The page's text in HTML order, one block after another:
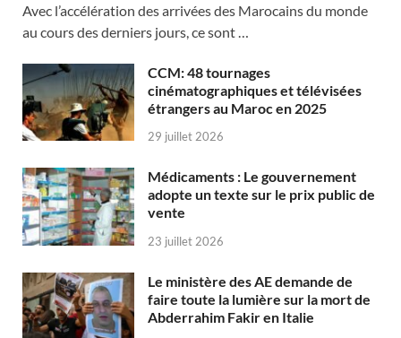
Avec l’accélération des arrivées des Marocains du monde
au cours des derniers jours, ce sont …
CCM: 48 tournages
cinématographiques et télévisées
étrangers au Maroc en 2025
29 juillet 2026
Médicaments : Le gouvernement
adopte un texte sur le prix public de
vente
23 juillet 2026
Le ministère des AE demande de
faire toute la lumière sur la mort de
Abderrahim Fakir en Italie